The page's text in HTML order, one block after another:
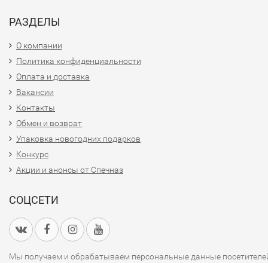
РАЗДЕЛЫ
О компании
Политика конфиденциальности
Оплата и доставка
Вакансии
Контакты
Обмен и возврат
Упаковка новогодних подарков
Конкурс
Акции и анонсы от Спечназ
СОЦСЕТИ
Мы получаем и обрабатываем персональные данные